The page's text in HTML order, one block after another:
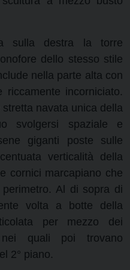
sulla destra la torre
dello stesso stile
nella parte alta con
incorniciato.
navata unica della
svolgersi spaziale e
giganti poste sulle
verticalità della
cornici marcapiano che
Al di sopra di
volta a botte della
per mezzo dei
quali poi trovano
2° piano.